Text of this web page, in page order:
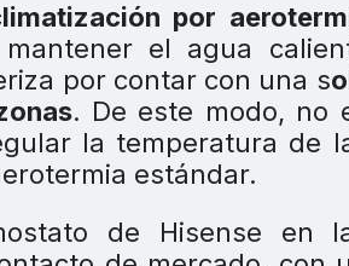
por
el agua
por contar con una s
. De este modo, no
la temperatura de
estándar.
de Hisense en